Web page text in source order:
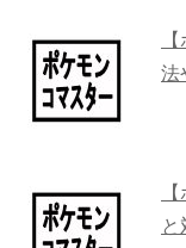
法